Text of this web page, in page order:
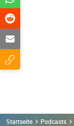
Startseite Podcasts